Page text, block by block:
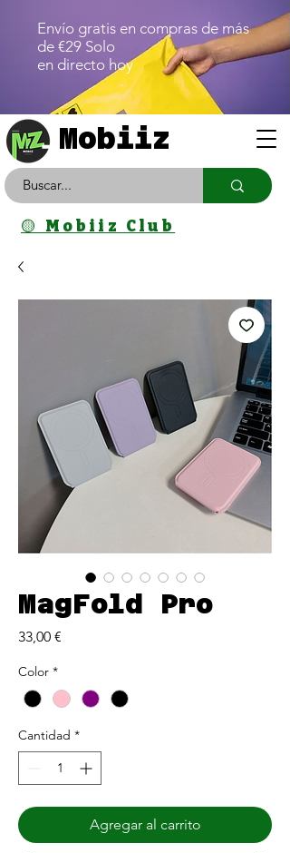
Envío gratis en compras de más
de €29 Solo
en directo hoy
Mobiiz
🟡 Mobiiz Club
MagFold Pro
33,00 €
Color *
Cantidad *
Agregar al carrito